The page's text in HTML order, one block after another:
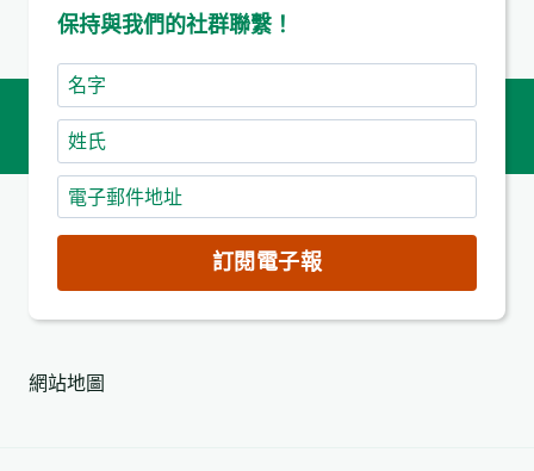
保持與我們的社群聯繫！
名
字
姓
氏
電
子
件
地
(必
訂閱電子報
網站地圖